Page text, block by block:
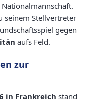
seinem Stellvertreter
gegen
aufs Feld.
zur
in Frankreich stand